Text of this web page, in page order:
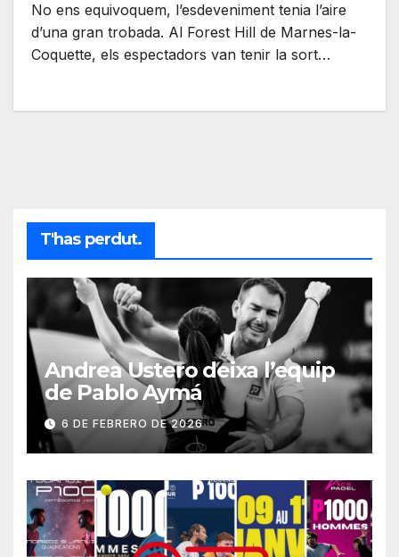
No ens equivoquem, l’esdeveniment tenia l’aire
d’una gran trobada. Al Forest Hill de Marnes-la-
Coquette, els espectadors van tenir la sort…
T'has perdut.
Andrea Ustero deixa l’equip
de Pablo Aymá
6 DE FEBRERO DE 2026